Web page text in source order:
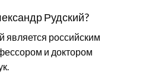
Рудский?
является российским
и доктором